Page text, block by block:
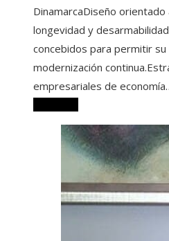
DinamarcaDiseño orientado
longevidad y
concebidos para permitir
modernización
empresariales de